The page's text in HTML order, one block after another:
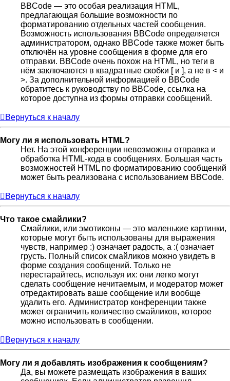
BBCode — это особая реализация HTML,
предлагающая большие возможности по
форматированию отдельных частей сообщения.
Возможность использования BBCode определяется
администратором, однако BBCode также может быть
отключён на уровне сообщения в форме для его
отправки. BBCode очень похож на HTML, но теги в
нём заключаются в квадратные скобки [ и ], а не в < и
>. За дополнительной информацией о BBCode
обратитесь к руководству по BBCode, ссылка на
которое доступна из формы отправки сообщений.
Вернуться к началу
Могу ли я использовать HTML?
Нет. На этой конференции невозможны отправка и
обработка HTML-кода в сообщениях. Большая часть
возможностей HTML по форматированию сообщений
может быть реализована с использованием BBCode.
Вернуться к началу
Что такое смайлики?
Смайлики, или эмотиконы — это маленькие картинки,
которые могут быть использованы для выражения
чувств, например :) означает радость, а :( означает
грусть. Полный список смайликов можно увидеть в
форме создания сообщений. Только не
перестарайтесь, используя их: они легко могут
сделать сообщение нечитаемым, и модератор может
отредактировать ваше сообщение или вообще
удалить его. Администратор конференции также
может ограничить количество смайликов, которое
можно использовать в сообщении.
Вернуться к началу
Могу ли я добавлять изображения к сообщениям?
Да, вы можете размещать изображения в ваших